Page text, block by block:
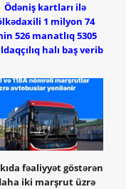
Ödəniş kartları ilə
1 milyon 74
526 manatlıq 5305
halı baş verib
fəaliyyət göstərən
iki marşrut üzrə